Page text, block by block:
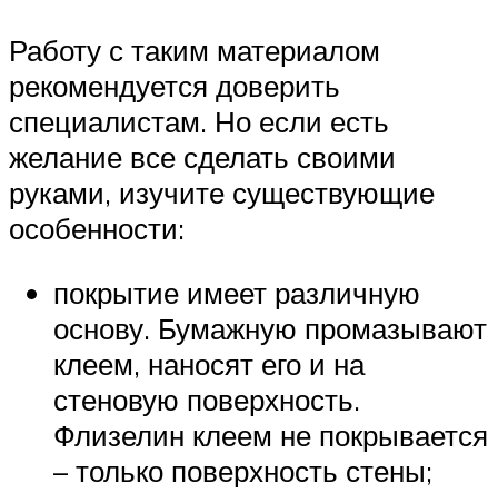
Работу с таким материалом
рекомендуется доверить
специалистам. Но если есть
желание все сделать своими
руками, изучите существующие
особенности:
покрытие имеет различную
основу. Бумажную промазывают
клеем, наносят его и на
стеновую поверхность.
Флизелин клеем не покрывается
– только поверхность стены;